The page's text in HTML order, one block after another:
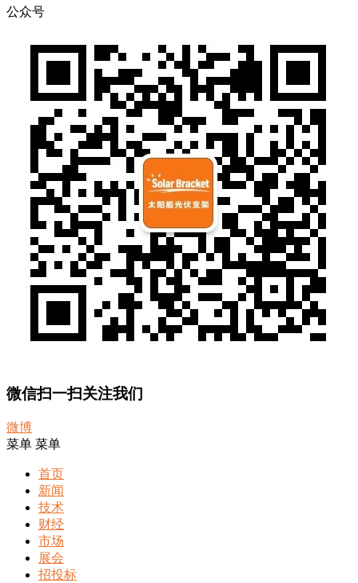
公众号
微信扫一扫关注我们
微博
菜单 菜单
首页
新闻
技术
财经
市场
展会
招投标